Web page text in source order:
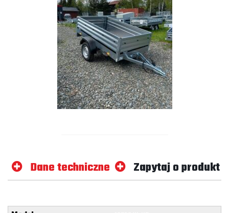
Dane techniczne Zapytaj o produkt